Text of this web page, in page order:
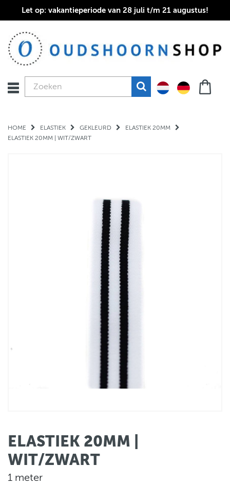
Let op: vakantieperiode van 28 juli t/m 21 augustus!
HOME ELASTIEK GEKLEURD
ELASTIEK 20MM
ELASTIEK 20MM | WIT/ZWART
ELASTIEK 20MM |
WIT/ZWART
1 meter